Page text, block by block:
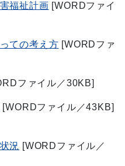
福祉計画 [WORDファイ
ての考え方 [WORDファ
ファイル／30KB]
[WORDファイル／43KB]
況 [WORDファイル／